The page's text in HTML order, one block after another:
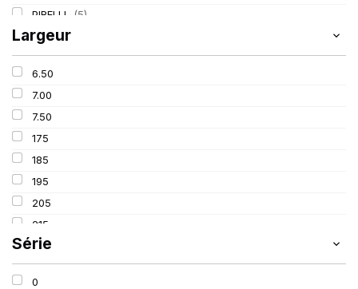
PIRELLI
(5)
TIGAR (2)
Largeur
6.50
7.00
7.50
175
185
195
205
215
225
Série
0